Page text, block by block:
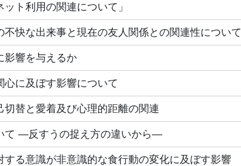
ト利用の関連について」
快な出来事と現在の友人関係との関連性について
影響を与えるか
心に及ぼす影響について
替と愛着及び心理的距離の関連
て ―反すうの捉え方の違いから―
する意識が非意識的な食行動の変化に及ぼす影響